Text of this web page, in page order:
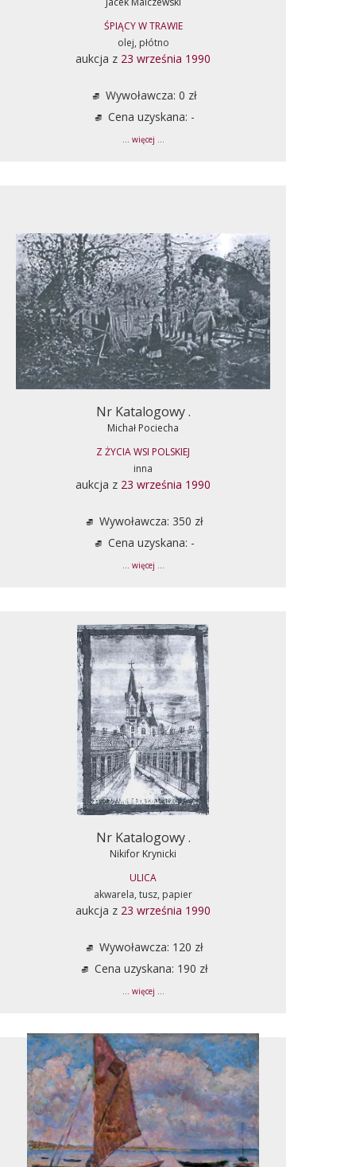
ŚPIĄCY W TRAWIE
olej, płótno
aukcja z 23 września 1990
Wywoławcza: 0 zł
Cena uzyskana: -
... więcej ...
Nr Katalogowy .
Michał Pociecha
Z ŻYCIA WSI POLSKIEJ
inna
aukcja z 23 września 1990
Wywoławcza: 350 zł
Cena uzyskana: -
... więcej ...
Nr Katalogowy .
Nikifor Krynicki
ULICA
akwarela, tusz, papier
aukcja z 23 września 1990
Wywoławcza: 120 zł
Cena uzyskana: 190 zł
... więcej ...